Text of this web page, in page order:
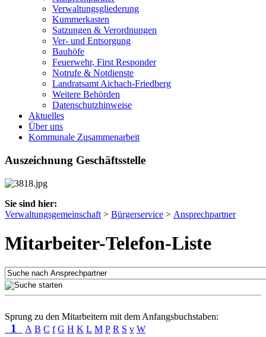
Verwaltungsgliederung
Kummerkasten
Satzungen & Verordnungen
Ver- und Entsorgung
Bauhöfe
Feuerwehr, First Responder
Notrufe & Notdienste
Landratsamt Aichach-Friedberg
Weitere Behörden
Datenschutzhinweise
Aktuelles
Über uns
Kommunale Zusammenarbeit
Auszeichnung Geschäftsstelle
Sie sind hier:
Verwaltungsgemeinschaft > Bürgerservice > Ansprechpartner
Mitarbeiter-Telefon-Liste
Sprung zu den Mitarbeitern mit dem Anfangsbuchstaben:
1 A B C f G H K L M P R S v W